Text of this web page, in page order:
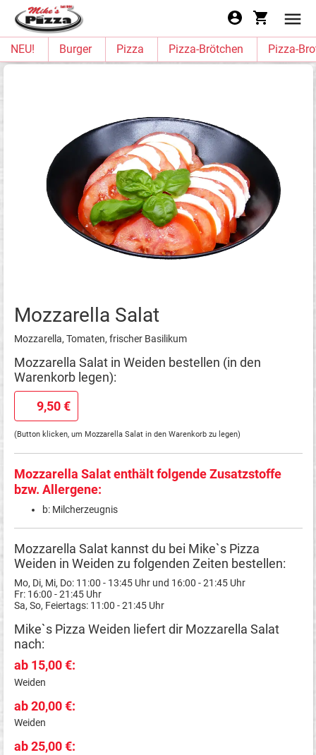
NEU! Burger Pizza Pizza-Brötchen Pizza-
Mozzarella Salat
Mozzarella, Tomaten, frischer Basilikum
Mozzarella Salat in Weiden bestellen (in den
Warenkorb legen):
9,50 €
(Button klicken, um Mozzarella Salat in den Warenkorb zu legen)
Mozzarella Salat enthält folgende Zusatzstoffe
bzw. Allergene:
b: Milcherzeugnis
Mozzarella Salat kannst du bei Mike`s Pizza
Weiden in Weiden zu folgenden Zeiten bestellen:
Mo, Di, Mi, Do: 11:00 - 13:45 Uhr und 16:00 - 21:45 Uhr
Fr: 16:00 - 21:45 Uhr
Sa, So, Feiertags: 11:00 - 21:45 Uhr
Mike`s Pizza Weiden liefert dir Mozzarella Salat
nach:
ab 15,00 €:
Weiden
ab 20,00 €:
Weiden
ab 25,00 €: